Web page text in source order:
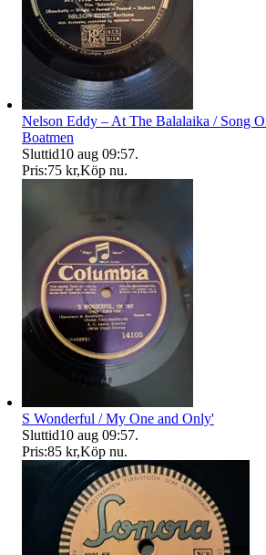
Nelson Eddy – At The Balalaika / Song
Boatmen
Sluttid10 aug 09:57.
Pris:75 kr,Köp nu.
S Wonderful / My One and Only'
Sluttid10 aug 09:57.
Pris:85 kr,Köp nu.